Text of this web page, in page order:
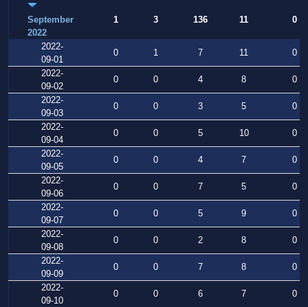
September
2022
1 3 136 11 0
2022-
09-01
0 1 7 11
0
2022-
09-02
0 0 4 8
0
2022-
09-03
0 0 3 5
0
2022-
09-04
0 0 5 10
0
2022-
09-05
0 0 4 7
0
2022-
09-06
0 0 7 5
0
2022-
09-07
0 0 5 9
0
2022-
09-08
0 0 2 8
0
2022-
09-09
0 0 7 8
0
2022-
09-10
0 0 6 7
0